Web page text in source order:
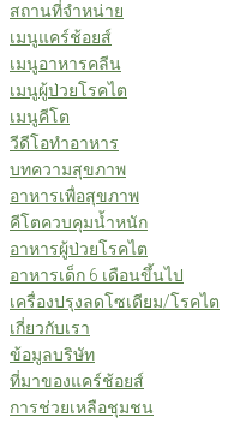
สถานที่จำหน่าย
เมนูแคร์ช้อยส์
เมนูอาหารคลีน
เมนูผู้ป่วยโรคไต
เมนูคีโต
วีดีโอทำอาหาร
บทความสุขภาพ
อาหารเพื่อสุขภาพ
คีโตควบคุมน้ำหนัก
อาหารผู้ป่วยโรคไต
อาหารเด็ก 6 เดือนขึ้นไป
เครื่องปรุงลดโซเดียม/โรคไต
เกี่ยวกับเรา
ข้อมูลบริษัท
ที่มาของแคร์ช้อยส์
การช่วยเหลือชุมชน